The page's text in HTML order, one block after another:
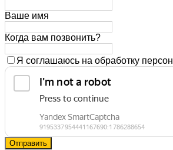
Ваше имя
Когда вам позвонить?
Я соглашаюсь на обработку